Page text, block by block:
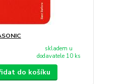
skladem u
dodavatele 10 ks
do košíku